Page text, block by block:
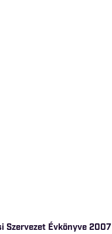
Szervezet Évkönyve 2007